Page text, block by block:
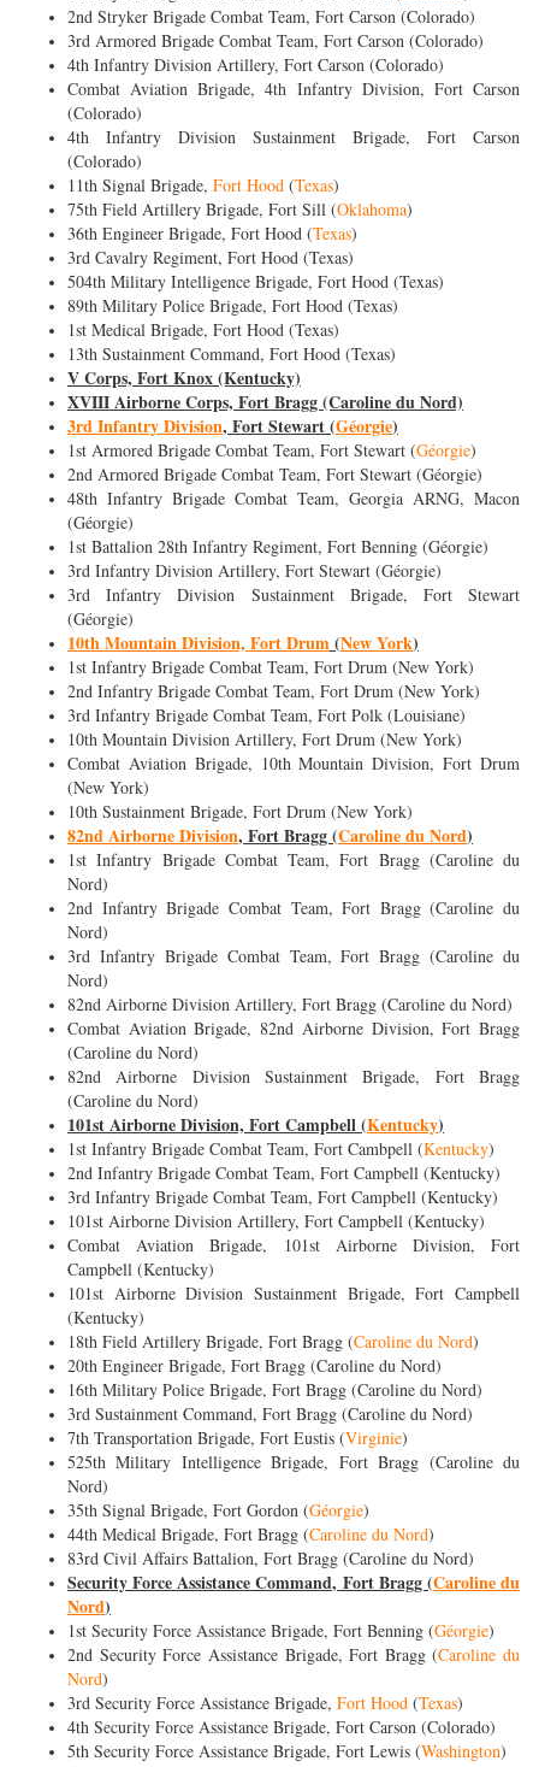
2nd Stryker Brigade Combat Team, Fort Carson (Colorado)
3rd Armored Brigade Combat Team, Fort Carson (Colorado)
4th Infantry Division Artillery, Fort Carson (Colorado)
Combat Aviation Brigade, 4th Infantry Division, Fort Carson
(Colorado)
4th Infantry Division Sustainment Brigade, Fort Carson
(Colorado)
11th Signal Brigade, Fort Hood (Texas)
75th Field Artillery Brigade, Fort Sill (Oklahoma)
36th Engineer Brigade, Fort Hood (Texas)
3rd Cavalry Regiment, Fort Hood (Texas)
504th Military Intelligence Brigade, Fort Hood (Texas)
89th Military Police Brigade, Fort Hood (Texas)
1st Medical Brigade, Fort Hood (Texas)
13th Sustainment Command, Fort Hood (Texas)
V Corps, Fort Knox (Kentucky)
XVIII Airborne Corps, Fort Bragg (Caroline du Nord)
3rd Infantry Division, Fort Stewart (Géorgie)
1st Armored Brigade Combat Team, Fort Stewart (Géorgie)
2nd Armored Brigade Combat Team, Fort Stewart (Géorgie)
48th Infantry Brigade Combat Team, Georgia ARNG, Macon
(Géorgie)
1st Battalion 28th Infantry Regiment, Fort Benning (Géorgie)
3rd Infantry Division Artillery, Fort Stewart (Géorgie)
3rd Infantry Division Sustainment Brigade, Fort Stewart
(Géorgie)
10th Mountain Division, Fort Drum(New York)
1st Infantry Brigade Combat Team, Fort Drum (New York)
2nd Infantry Brigade Combat Team, Fort Drum (New York)
3rd Infantry Brigade Combat Team, Fort Polk (Louisiane)
10th Mountain Division Artillery, Fort Drum (New York)
Combat Aviation Brigade, 10th Mountain Division, Fort Drum
(New York)
10th Sustainment Brigade, Fort Drum (New York)
82nd Airborne Division, Fort Bragg (Caroline du Nord)
1st Infantry Brigade Combat Team, Fort Bragg (Caroline du
Nord)
2nd Infantry Brigade Combat Team, Fort Bragg (Caroline du
Nord)
3rd Infantry Brigade Combat Team, Fort Bragg (Caroline du
Nord)
82nd Airborne Division Artillery, Fort Bragg (Caroline du Nord)
Combat Aviation Brigade, 82nd Airborne Division, Fort Bragg
(Caroline du Nord)
82nd Airborne Division Sustainment Brigade, Fort Bragg
(Caroline du Nord)
101st Airborne Division, Fort Campbell (Kentucky)
1st Infantry Brigade Combat Team, Fort Cambpell (Kentucky)
2nd Infantry Brigade Combat Team, Fort Campbell (Kentucky)
3rd Infantry Brigade Combat Team, Fort Campbell (Kentucky)
101st Airborne Division Artillery, Fort Campbell (Kentucky)
Combat Aviation Brigade, 101st Airborne Division, Fort
Campbell (Kentucky)
101st Airborne Division Sustainment Brigade, Fort Campbell
(Kentucky)
18th Field Artillery Brigade, Fort Bragg (Caroline du Nord)
20th Engineer Brigade, Fort Bragg (Caroline du Nord)
16th Military Police Brigade, Fort Bragg (Caroline du Nord)
3rd Sustainment Command, Fort Bragg (Caroline du Nord)
7th Transportation Brigade, Fort Eustis (Virginie)
525th Military Intelligence Brigade, Fort Bragg (Caroline du
Nord)
35th Signal Brigade, Fort Gordon (Géorgie)
44th Medical Brigade, Fort Bragg (Caroline du Nord)
83rd Civil Affairs Battalion, Fort Bragg (Caroline du Nord)
Security Force Assistance Command, Fort Bragg (Caroline du
Nord)
1st Security Force Assistance Brigade, Fort Benning (Géorgie)
2nd Security Force Assistance Brigade, Fort Bragg (Caroline du
Nord)
3rd Security Force Assistance Brigade, Fort Hood (Texas)
4th Security Force Assistance Brigade, Fort Carson (Colorado)
5th Security Force Assistance Brigade, Fort Lewis (Washington)